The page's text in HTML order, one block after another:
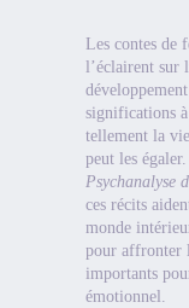
Les contes de
l’éclairent sur
significations
tellement la
peut les
Psychanalyse
ces récits
monde
pour affronter
importants
émotionnel.